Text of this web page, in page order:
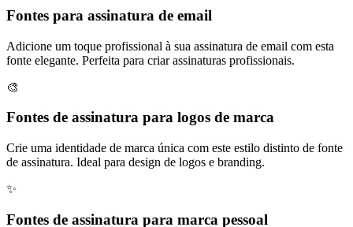
Fontes para assinatura de email
Adicione um toque profissional à sua assinatura de email com esta
fonte elegante. Perfeita para criar assinaturas profissionais.
🎨
Fontes de assinatura para logos de marca
Crie uma identidade de marca única com este estilo distinto de fonte
de assinatura. Ideal para design de logos e branding.
✨
Fontes de assinatura para marca pessoal